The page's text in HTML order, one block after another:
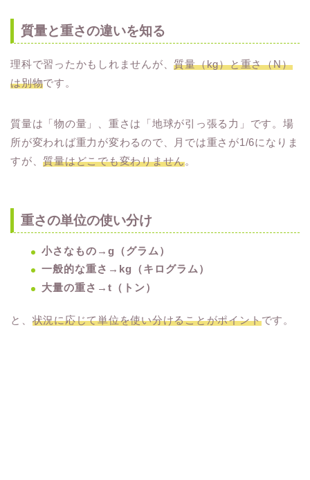
質量と重さの違いを知る
理科で習ったかもしれませんが、質量（kg）と重さ（N）
は別物です。
質量は「物の量」、重さは「地球が引っ張る力」です。場
所が変われば重力が変わるので、月では重さが1/6になりま
すが、質量はどこでも変わりません。
重さの単位の使い分け
小さなもの→g（グラム）
一般的な重さ→kg（キログラム）
大量の重さ→t（トン）
と、 状況に応じて単位を使い分けることがポイントです。